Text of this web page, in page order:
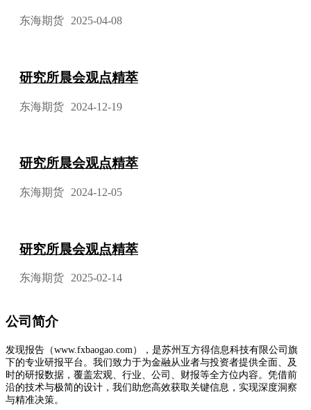
东海期货 2025-04-08
研究所晨会观点精萃
东海期货 2024-12-19
研究所晨会观点精萃
东海期货 2024-12-05
研究所晨会观点精萃
东海期货 2025-02-14
公司简介
发现报告（www.fxbaogao.com），是苏州互方得信息科技有限公司旗
下的专业研报平台。我们致力于为金融从业者与投资者提供全面、及
时的研报数据，覆盖宏观、行业、公司、财报等全方位内容。凭借前
沿的技术与极简的设计，我们助您高效获取关键信息，实现深度洞察
与精准决策。